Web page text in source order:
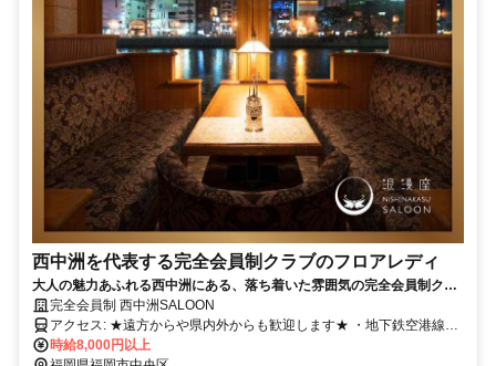
西中洲を代表する完全会員制クラブのフロアレディ
大人の魅力あふれる西中洲にある、落ち着いた雰囲気の完全会員制クラ
ブです✨信頼ある紳士的なお客様が集う上質な空間！未経験から一流の
接客とマナーを身につけられます。 時給8,000円以上＋各種高額バック
あり✨
完全会員制 西中洲SALOON
アクセス: ★遠方からや県内外からも歓迎します★ ・地下鉄空港線
「中洲川端駅」徒歩10分 ・西鉄大牟田線「西鉄福岡駅（天神駅）」
時給8,000円以上